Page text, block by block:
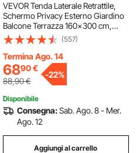
VEVOR Tenda Laterale Retrattile,
Schermo Privacy Esterno Giardino
Balcone Terrazza 160x300 cm,
Frangivista Retrattile Poliestere
180g Impermeabile, UV30+
Paravento Divisorio per Cortile
Balcone Grigio
(557)
Termina Ago. 14
6890€
88,90€
-22%
Disponibile
Consegna:Sab. Ago. 8 - Mer.
Ago. 12
Aggiungi al carrello